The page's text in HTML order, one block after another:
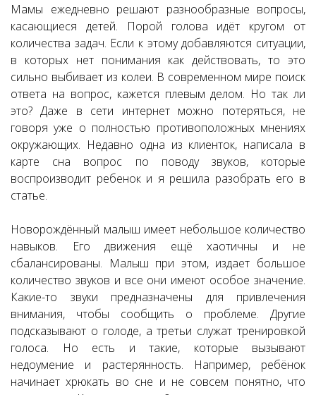
Мамы ежедневно решают разнообразные вопросы,
касающиеся детей. Порой голова идёт кругом от
количества задач. Если к этому добавляются ситуации,
в которых нет понимания как действовать, то это
сильно выбивает из колеи. В современном мире поиск
ответа на вопрос, кажется плевым делом. Но так ли
это? Даже в сети интернет можно потеряться, не
говоря уже о полностью противоположных мнениях
окружающих. Недавно одна из клиенток, написала в
карте сна вопрос по поводу звуков, которые
воспроизводит ребенок и я решила разобрать его в
статье.
Новорождённый малыш имеет небольшое количество
навыков. Его движения ещё хаотичны и не
сбалансированы. Малыш при этом, издает большое
количество звуков и все они имеют особое значение.
Какие-то звуки предназначены для привлечения
внимания, чтобы сообщить о проблеме. Другие
подсказывают о голоде, а третьи служат тренировкой
голоса. Но есть и такие, которые вызывают
недоумение и растерянность. Например, ребёнок
начинает хрюкать во сне и не совсем понятно, что